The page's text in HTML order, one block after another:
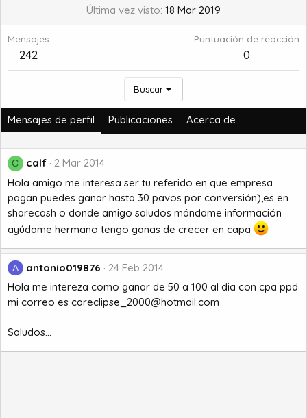
Última vez visto 18 Mar 2019
Mensajes
242
Puntuación de reacción
0
Buscar
Mensajes de perfil Publicaciones Acerca de
C calf
2 Mar 2014
Hola amigo me interesa ser tu referido en que empresa
pagan puedes ganar hasta 30 pavos por conversión),es en
sharecash o donde amigo saludos mándame información
ayúdame hermano tengo ganas de crecer en capa
A antonio019876
24 Feb 2014
Hola me intereza como ganar de 50 a 100 al dia con cpa ppd
mi correo es careclipse_2000@hotmail.com
Saludos...